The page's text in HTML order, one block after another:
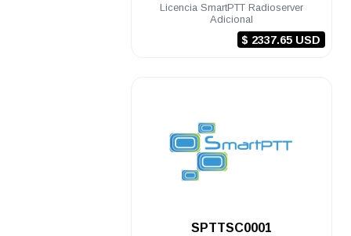
Licencia SmartPTT Radioserver
Adicional
$ 2337.65 USD
SPTTSC0001